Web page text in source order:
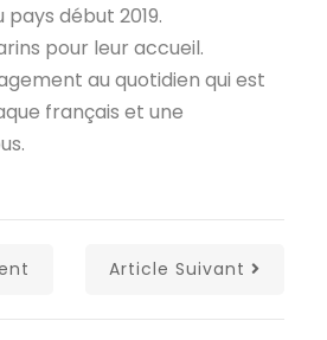
début 2019.
pour leur accueil.
au quotidien qui est
français et une
Article Suivant